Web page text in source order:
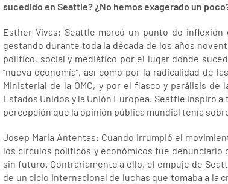
sucedido en Seattle? ¿No hemos exagerado un
Esther Vivas: Seattle marcó un punto de inflexión
gestando durante toda la década de los años
político, social y mediático por el lugar donde
“nueva economía”, así como por la radicalidad de
Ministerial de la OMC, y por el fiasco y parálisis
Estados Unidos y la Unión Europea. Seattle inspiró
percepción que la opinión pública mundial tenía
Josep Maria Antentas: Cuando irrumpió el
los círculos políticos y económicos fue denunciarlo
sin futuro. Contrariamente a ello, el empuje de
de un ciclo internacional de luchas que tomaba a la